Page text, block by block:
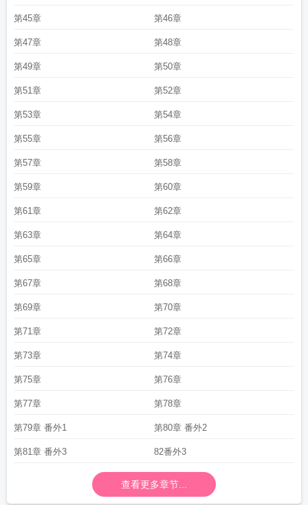
第45章 第46章
第47章 第48章
第49章 第50章
第51章 第52章
第53章 第54章
第55章 第56章
第57章 第58章
第59章 第60章
第61章 第62章
第63章 第64章
第65章 第66章
第67章 第68章
第69章 第70章
第71章 第72章
第73章 第74章
第75章 第76章
第77章 第78章
第79章 番外1 第80章 番外2
第81章 番外3 82番外3
查看更多章节...